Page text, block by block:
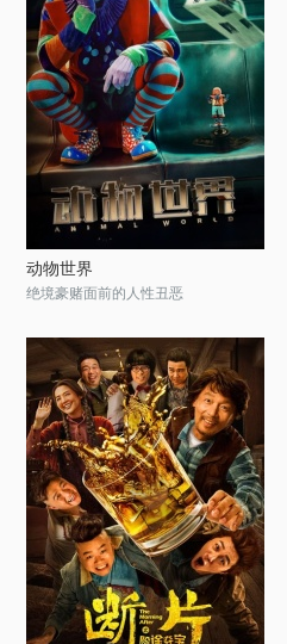
动物世界
绝境豪赌面前的人性丑恶